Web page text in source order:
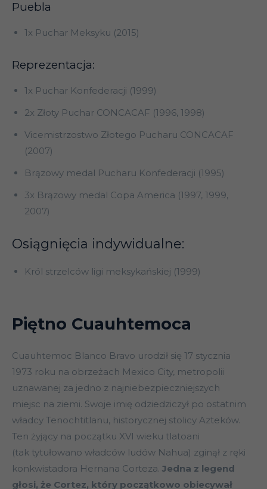
Puebla
1x Puchar Meksyku (2015)
Reprezentacja:
1x Puchar Konfederacji (1999)
2x Złoty Puchar CONCACAF (1996, 1998)
Vicemistrzostwo Złotego Pucharu CONCACAF
(2007)
Brązowy medal Pucharu Konfederacji (1995)
3x Brązowy medal Copa America (1997, 1999,
2007)
Osiągnięcia indywidualne:
Król strzelców ligi meksykańskiej (1999)
Piętno Cuauhtemoca
Cuauhtemoc Blanco Bravo urodził się 17 stycznia
1973 roku na obrzeżach Mexico City, metropolii
uznawanej za jedno z najniebezpieczniejszych
miejsc na ziemi. Swoje imię odziedziczył po ostatnim
władcy Tenochtitlanu, historycznej stolicy Azteków.
Ten żyjący na początku XVI wieku tlatoani
(tak tytułowano władców ludów Nahua) zginął z ręki
konkwistadora Hernana Corteza. Jedna z legend
głosi, że Cortez, który początkowo obiecywał